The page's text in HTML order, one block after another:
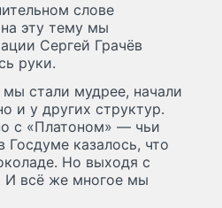
слове
на эту тему мы
Сергей Грачёв
руки.
стали мудрее, начали
и у других структур.
с «Платоном» — чьи
казалось, что
Но выходя с
И всё же многое мы